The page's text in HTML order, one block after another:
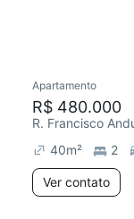
Redecorar
Apartamento
R$ 480.000
40m² 2
Ver contato